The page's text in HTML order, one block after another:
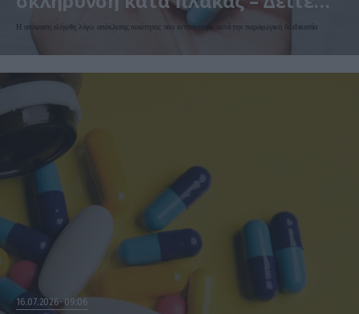
ποιο αφορά
Η απόφαση ελήφθη λόγω απόκλισης ποιότητας που εντοπίστηκε κατά την παραγωγική διαδικασία
16.07.2026 09:06